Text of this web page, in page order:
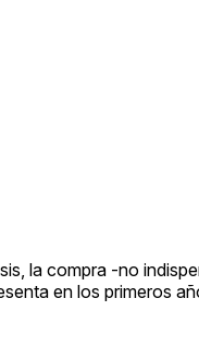
la compra -no
en los primeros